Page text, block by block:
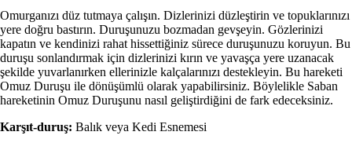
Omurganızı düz tutmaya çalışın. Dizlerinizi düzleştirin ve topuklarınızı
yere doğru bastırın. Duruşunuzu bozmadan gevşeyin. Gözlerinizi
kapatın ve kendinizi rahat hissettiği­niz sürece duruşunuzu koruyun. Bu
duruşu sonlandırmak için dizlerinizi kırın ve yavaşça yere uzanacak
şekilde yu­varlanırken ellerinizle kalçalarınızı destekleyin. Bu hareke­ti
Omuz Duruşu ile dönüşümlü olarak yapabilirsiniz. Böy­lelikle Saban
hareketinin Omuz Duruşunu nasıl geliştirdi­ğini de fark edeceksiniz.
Karşıt-duruş: Balık veya Kedi Esnemesi